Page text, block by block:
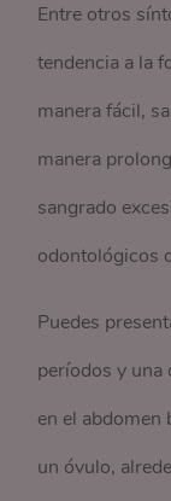
Entre otros
tendencia a la
manera fácil,
manera
sangrado
odontológicos
Puedes
períodos y
en el abdomen
un óvulo,